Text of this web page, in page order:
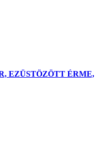
EZÜSTÖZÖTT ÉRME,